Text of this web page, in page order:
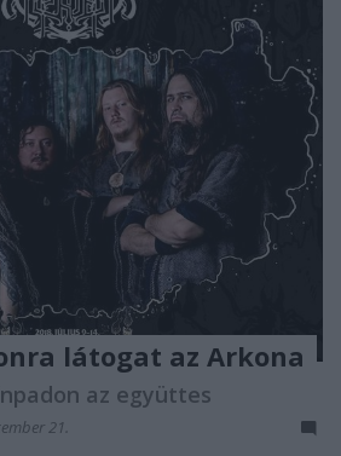
látogat az Arkona
az együttes
21.